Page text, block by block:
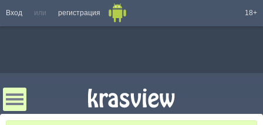
Вход или регистрация 18+